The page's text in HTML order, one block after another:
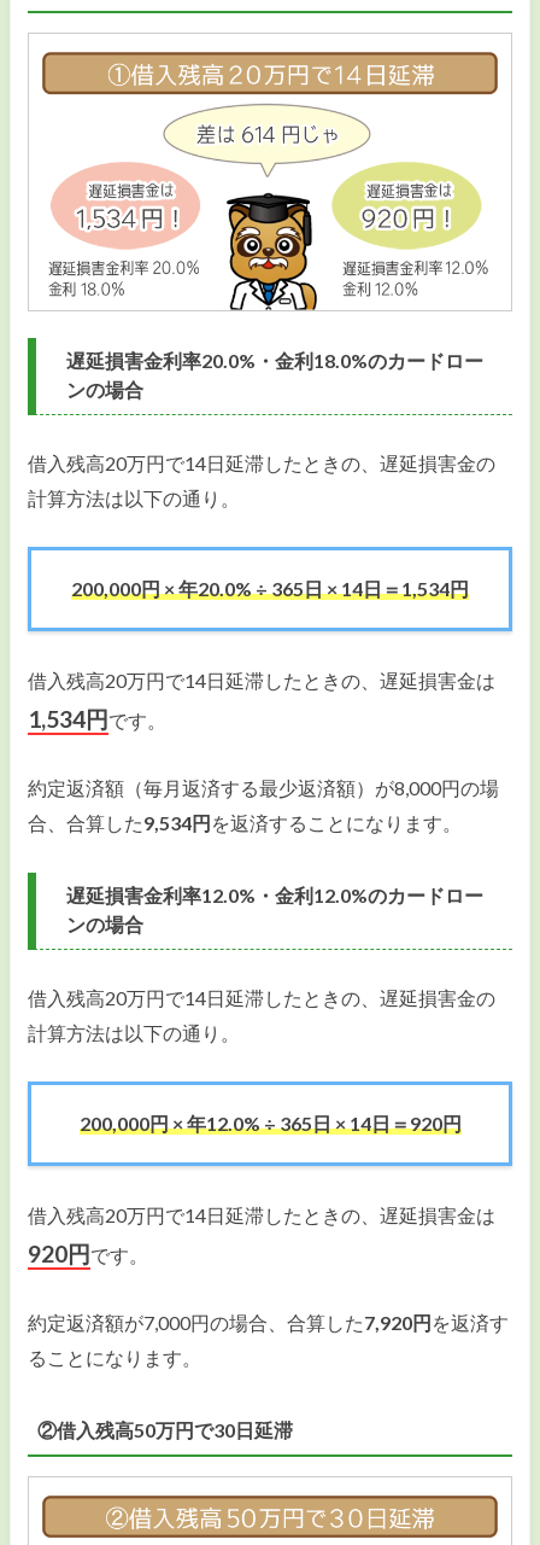
遅延損害金利率20.0%・金利18.0%のカードロー
ンの場合
借入残高20万円で14日延滞したときの、遅延損害金の
計算方法は以下の通り。
200,000円 × 年20.0% ÷ 365日 × 14日＝1,534円
借入残高20万円で14日延滞したときの、遅延損害金は
1,534円です。
約定返済額（毎月返済する最少返済額）が8,000円の場
合、合算した9,534円 を返済することになります。
遅延損害金利率12.0%・金利12.0%のカードロー
ンの場合
借入残高20万円で14日延滞したときの、遅延損害金の
計算方法は以下の通り。
200,000円 × 年12.0% ÷ 365日 × 14日＝920円
借入残高20万円で14日延滞したときの、遅延損害金は
920円です。
約定返済額が7,000円の場合、合算した7,920円 を返済す
ることになります。
②借入残高50万円で30日延滞